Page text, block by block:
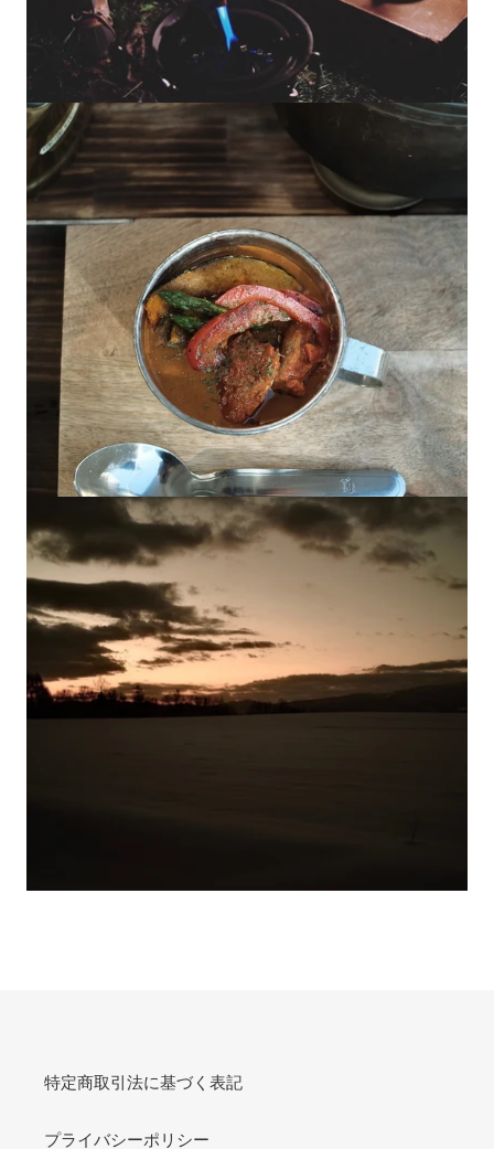
特定商取引法に基づく表記
プライバシーポリシー